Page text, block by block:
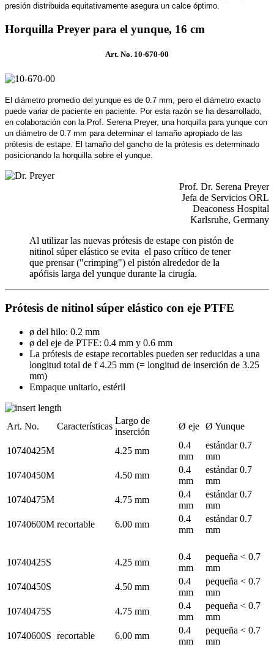
presión distribuida equitativamente asegura un calce óptimo.
Horquilla Preyer para el yunque, 16 cm
Art. No. 10-670-00
El diámetro promedio del yunque es de 0.7 mm, pero el diámetro exacto
puede variar de paciente en paciente. Por esta razón se ha desarrollado,
en colaboración con la Prof. Serena Preyer, una horquilla para yunque con
un diámetro de 0.7 mm para determinar el tamaño apropiado de las
prótesis de estape. El tamaño del gancho de la prótesis es determinado
posicionando la horquilla sobre el yunque.
Prof. Dr. Serena Preyer
Jefa de Servicios ORL
Deaconess Hospital
Karlsruhe, Germany
Al utilizar las nuevas prótesis de estape con pistón de
nitinol súper elástico se evita el paso crítico de tener
que prensar ("crimping") el pistón alrededor de la
apófisis larga del yunque durante la cirugía.
Prótesis de nitinol súper elástico con eje PTFE
ø del hilo: 0.2 mm
ø del eje de PTFE: 0.4 mm y 0.6 mm
La prótesis de estape recortables pueden ser reducidas a una
longitud total de f 4.25 mm (= longitud de inserción de 3.25
mm)
Empaque unitario, estéril
Art. No. Características
Largo de
inserción
Ø eje Ø Yunque
10740425M 4.25 mm
0.4
mm
estándar 0.7
mm
10740450M
4.50 mm
0.4
mm
estándar 0.7
mm
10740475M
4.75 mm
0.4
mm
estándar 0.7
mm
10740600M recortable 6.00 mm
0.4
mm
estándar 0.7
mm
10740425S 4.25 mm
0.4
mm
pequeña < 0.7
mm
10740450S
4.50 mm
0.4
mm
pequeña < 0.7
mm
10740475S
4.75 mm
0.4
mm
pequeña < 0.7
mm
10740600S recortable 6.00 mm
0.4
mm
pequeña < 0.7
mm